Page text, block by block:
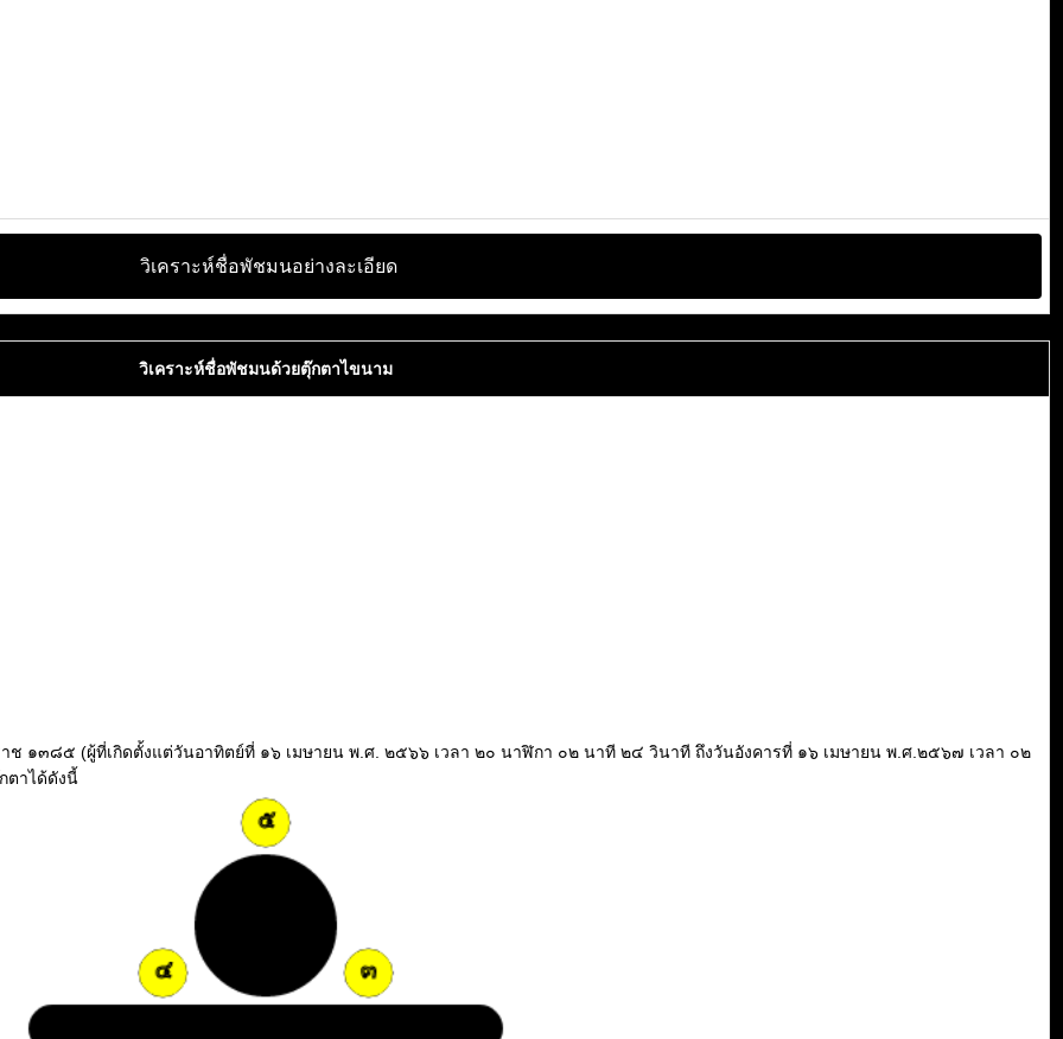
วิเคราะห์ชื่อพัชมนอย่างละเอียด
วิเคราะห์ชื่อพัชมนด้วยตุ๊กตาไขนาม
๑๓๘๕ (ผู้ที่เกิดตั้งแต่วันอาทิตย์ที่ ๑๖ เมษายน พ.ศ. ๒๕๖๖ เวลา ๒๐ นาฬิกา ๐๒ นาที ๒๔ วินาที ถึงวันอังคารที่ ๑๖ เมษายน พ.ศ.๒๕๖๗ เวลา ๐๒
ตาได้ดังนี้